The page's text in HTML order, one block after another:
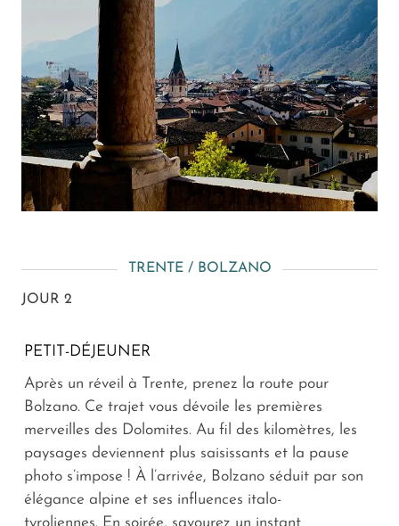
TRENTE / BOLZANO
JOUR 2
PETIT-DÉJEUNER
Après un réveil à Trente, prenez la route pour
Bolzano. Ce trajet vous dévoile les premières
merveilles des Dolomites. Au fil des kilomètres, les
paysages deviennent plus saisissants et la pause
photo s’impose ! À l’arrivée, Bolzano séduit par son
élégance alpine et ses influences italo-